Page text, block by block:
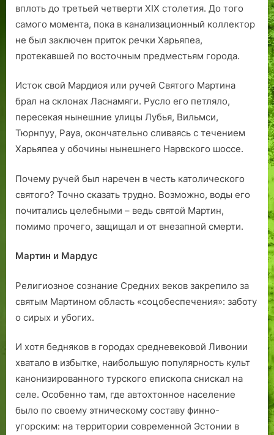
вплоть до третьей четверти XIX столетия. До того
самого момента, пока в канализационный коллектор
не был заключен приток речки Харьяпеа,
протекавшей по восточным предместьям города.
Исток свой Мардиоя или ручей Святого Мартина
брал на склонах Ласнамяги. Русло его петляло,
пересекая нынешние улицы Лубья, Вильмси,
Тюрнпуу, Рауа, окончательно сливаясь с течением
Харьяпеа у обочины нынешнего Нарвского шоссе.
Почему ручей был наречен в честь католического
святого? Точно сказать трудно. Возможно, воды его
почитались целебными – ведь святой Мартин,
помимо прочего, защищал и от внезапной смерти.
Мартин и Мардус
Религиозное сознание Средних веков закрепило за
святым Мартином область «соцобеспечения»: заботу
о сирых и убогих.
И хотя бедняков в городах средневековой Ливонии
хватало в избытке, наибольшую популярность культ
канонизированного турского епископа снискал на
селе. Особенно там, где автохтонное население
было по своему этническому составу финно-
угорским: на территории современной Эстонии в